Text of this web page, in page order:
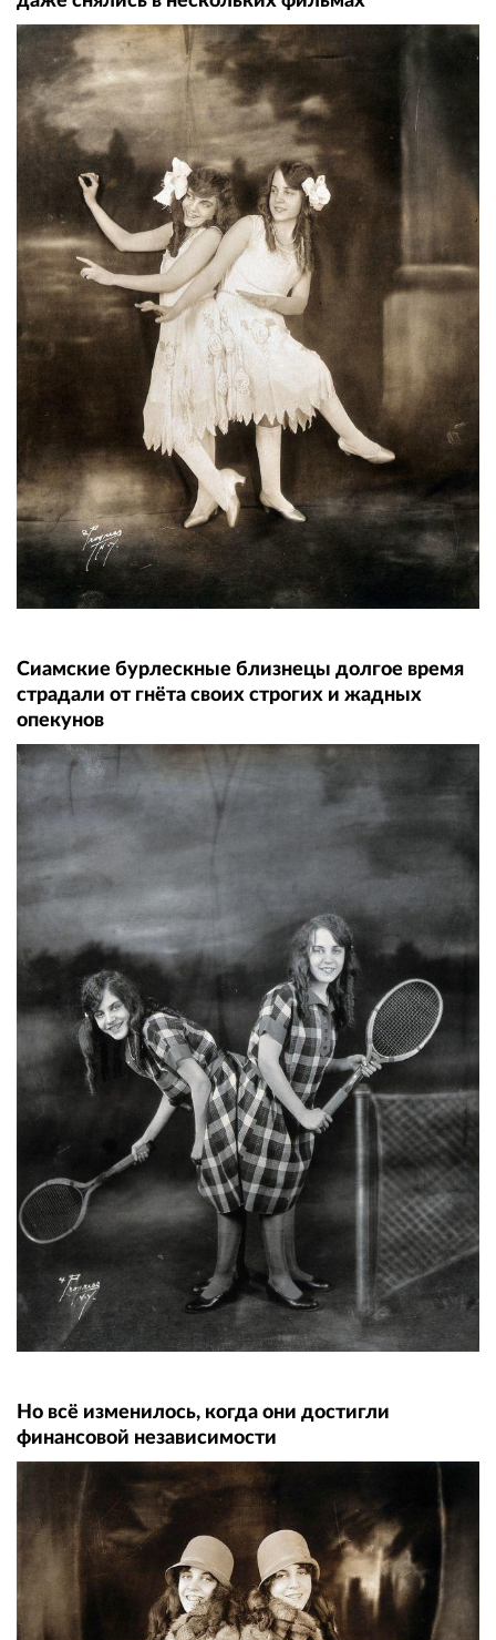
Сиамские бурлескные близнецы долгое время
страдали от гнёта своих строгих и жадных
опекунов
Но всё изменилось, когда они достигли
финансовой независимости